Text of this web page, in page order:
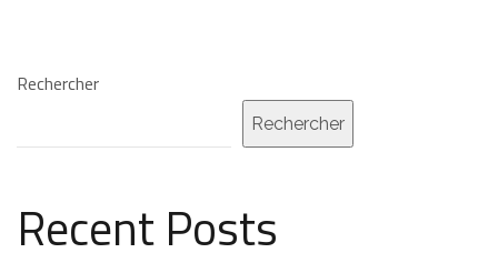
Rechercher
Rechercher
Recent Posts